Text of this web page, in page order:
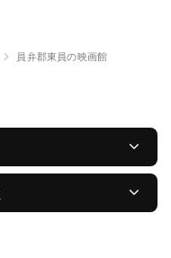
員弁郡東員の映画館